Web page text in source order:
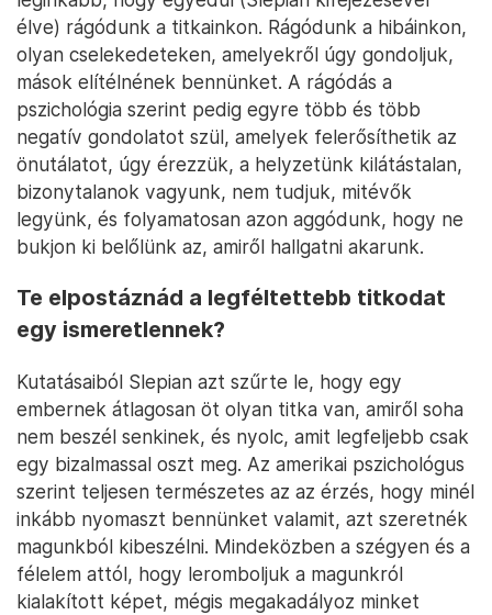
élve) rágódunk a titkainkon. Rágódunk a hibáinkon,
olyan cselekedeteken, amelyekről úgy gondoljuk,
mások elítélnének bennünket. A rágódás a
pszichológia szerint pedig egyre több és több
negatív gondolatot szül, amelyek felerősíthetik az
önutálatot, úgy érezzük, a helyzetünk kilátástalan,
bizonytalanok vagyunk, nem tudjuk, mitévők
legyünk, és folyamatosan azon aggódunk, hogy ne
bukjon ki belőlünk az, amiről hallgatni akarunk.
Te elpostáznád a legféltettebb titkodat
egy ismeretlennek?
Kutatásaiból Slepian azt szűrte le, hogy egy
embernek átlagosan öt olyan titka van, amiről soha
nem beszél senkinek, és nyolc, amit legfeljebb csak
egy bizalmassal oszt meg. Az amerikai pszichológus
szerint teljesen természetes az az érzés, hogy minél
inkább nyomaszt bennünket valamit, azt szeretnék
magunkból kibeszélni. Mindeközben a szégyen és a
félelem attól, hogy leromboljuk a magunkról
kialakított képet, mégis megakadályoz minket